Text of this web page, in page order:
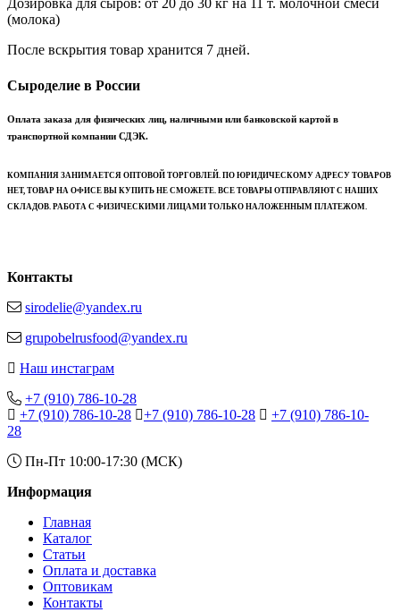
Дозировка для сыров: от 20 до 30 кг на 11 т. молочной смеси
(молока)
После вскрытия товар хранится 7 дней.
Сыроделие в России
Оплата заказа для физических лиц, наличными или банковской картой в
транспортной компании СДЭК.
КОМПАНИЯ ЗАНИМАЕТСЯ ОПТОВОЙ ТОРГОВЛЕЙ. ПО ЮРИДИЧЕСКОМУ АДРЕСУ ТОВАРОВ
НЕТ, ТОВАР НА ОФИСЕ ВЫ КУПИТЬ НЕ СМОЖЕТЕ. ВСЕ ТОВАРЫ ОТПРАВЛЯЮТ С НАШИХ
СКЛАДОВ. РАБОТА С ФИЗИЧЕСКИМИ ЛИЦАМИ ТОЛЬКО НАЛОЖЕННЫМ ПЛАТЕЖОМ.
Контакты
sirodelie@yandex.ru
grupobelrusfood@yandex.ru
Наш инстаграм
+7 (910) 786-10-28
+7 (910) 786-10-28
+7 (910) 786-10-28
+7 (910) 786-10-
28
Пн-Пт 10:00-17:30 (МСК)
Информация
Главная
Каталог
Статьи
Оплата и доставка
Оптовикам
Контакты